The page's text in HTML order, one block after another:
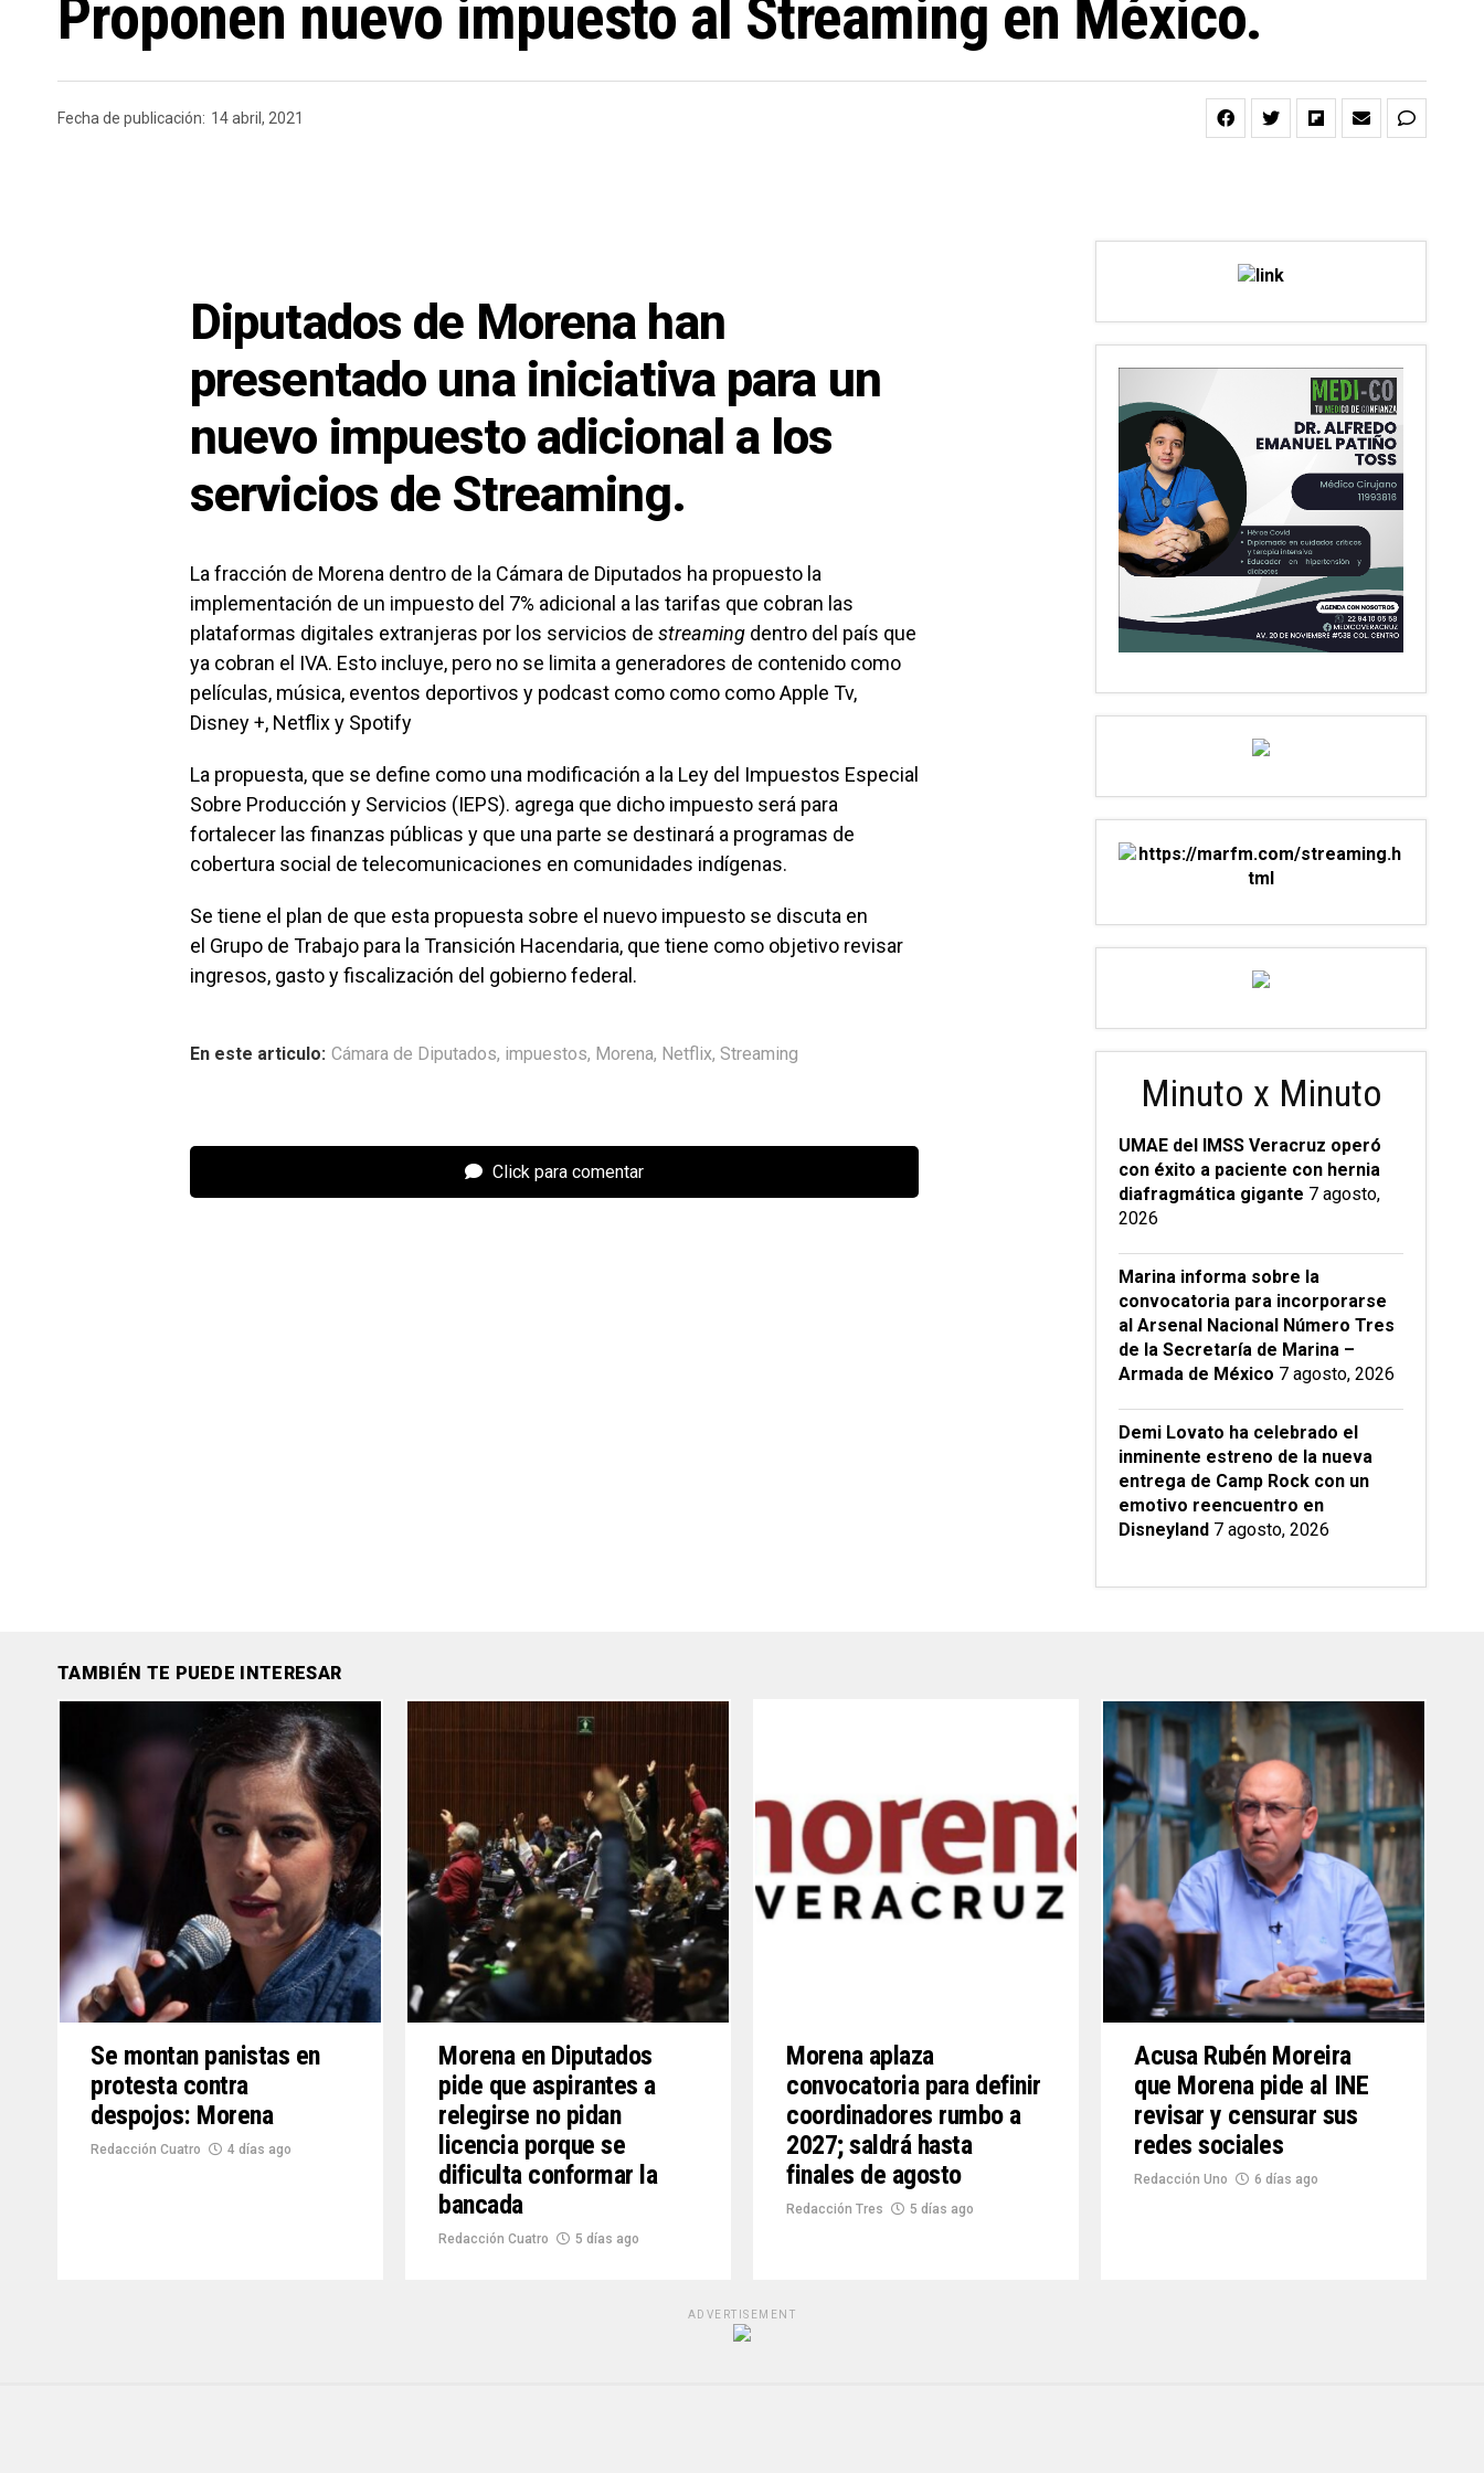
Proponen nuevo impuesto al Streaming en México.
Fecha de publicación: 14 abril, 2021
Diputados de Morena han
presentado una iniciativa para un
nuevo impuesto adicional a los
servicios de Streaming.
La fracción de Morena dentro de la Cámara de Diputados ha propuesto la
implementación de un impuesto del 7% adicional a las tarifas que cobran las
plataformas digitales extranjeras por los servicios de streaming dentro del país que
ya cobran el IVA. Esto incluye, pero no se limita a generadores de contenido como
películas, música, eventos deportivos y podcast como como como Apple Tv,
Disney +, Netflix y Spotify
La propuesta, que se define como una modificación a la Ley del Impuestos Especial
Sobre Producción y Servicios (IEPS). agrega que dicho impuesto será para
fortalecer las finanzas públicas y que una parte se destinará a programas de
cobertura social de telecomunicaciones en comunidades indígenas.
Se tiene el plan de que esta propuesta sobre el nuevo impuesto se discuta en
el Grupo de Trabajo para la Transición Hacendaria, que tiene como objetivo revisar
ingresos, gasto y fiscalización del gobierno federal.
En este articulo: Cámara de Diputados, impuestos, Morena, Netflix, Streaming
Click para comentar
Minuto x Minuto
UMAE del IMSS Veracruz operó
con éxito a paciente con hernia
diafragmática gigante 7 agosto,
2026
Marina informa sobre la
convocatoria para incorporarse
al Arsenal Nacional Número Tres
de la Secretaría de Marina –
Armada de México 7 agosto, 2026
Demi Lovato ha celebrado el
inminente estreno de la nueva
entrega de Camp Rock con un
emotivo reencuentro en
Disneyland 7 agosto, 2026
TAMBIÉN TE PUEDE INTERESAR
Se montan panistas en
protesta contra
despojos: Morena
Redacción Cuatro 4 días ago
Morena en Diputados
pide que aspirantes a
relegirse no pidan
licencia porque se
dificulta conformar la
bancada
Redacción Cuatro 5 días ago
Morena aplaza
convocatoria para definir
coordinadores rumbo a
2027; saldrá hasta
finales de agosto
Redacción Tres 5 días ago
Acusa Rubén Moreira
que Morena pide al INE
revisar y censurar sus
redes sociales
Redacción Uno 6 días ago
ADVERTISEMENT